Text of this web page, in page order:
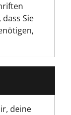
Sie
deine